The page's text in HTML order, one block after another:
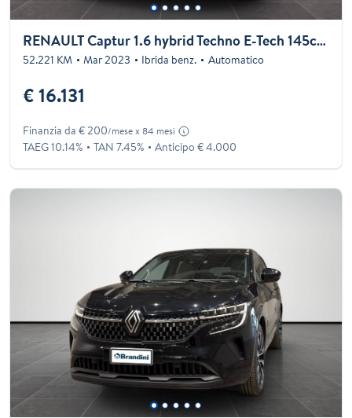
RENAULT Captur 1.6 hybrid Techno E-Tech 145cv auto
52.221 KM Mar 2023 Ibrida benz. Automatico
€ 16.131
Finanzia da € 200/mese x 84 mesi
TAEG 10.14% TAN 7.45% Anticipo € 4.000